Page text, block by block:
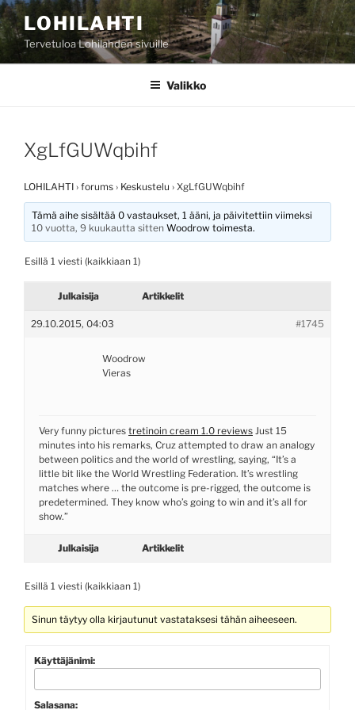
Siirry
sisältöönLOHILAHTI
Tervetuloa Lohilahden sivuille
Valikko
XgLfGUWqbihf
LOHILAHTI › forums › Keskustelu › XgLfGUWqbihf
Tämä aihe sisältää 0 vastaukset, 1 ääni, ja päivitettiin viimeksi
10 vuotta, 9 kuukautta sitten Woodrow toimesta.
Esillä 1 viesti (kaikkiaan 1)
Julkaisija Artikkelit
29.10.2015, 04:03 #1745
Woodrow
Vieras
Very funny pictures tretinoin cream 1.0 reviews Just 15
minutes into his remarks, Cruz attempted to draw an analogy
between politics and the world of wrestling, saying, “It’s a
little bit like the World Wrestling Federation. It’s wrestling
matches where … the outcome is pre-rigged, the outcome is
predetermined. They know who’s going to win and it’s all for
show.”
Julkaisija Artikkelit
Esillä 1 viesti (kaikkiaan 1)
Sinun täytyy olla kirjautunut vastataksesi tähän aiheeseen.
Käyttäjänimi:
Salasana: